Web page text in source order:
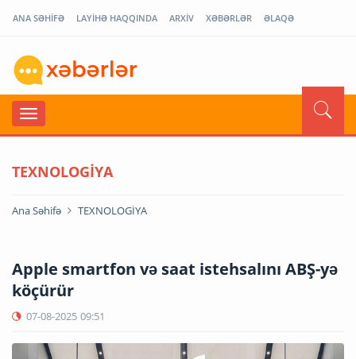
ANA SƏHİFƏ LAYİHƏ HAQQINDA ARXİV XƏBƏRLƏR ƏLAQƏ
TEXNOLOGİYA
Ana Səhifə TEXNOLOGİYA
Apple smartfon və saat istehsalını ABŞ-yə
köçürür
07-08-2025 09:51